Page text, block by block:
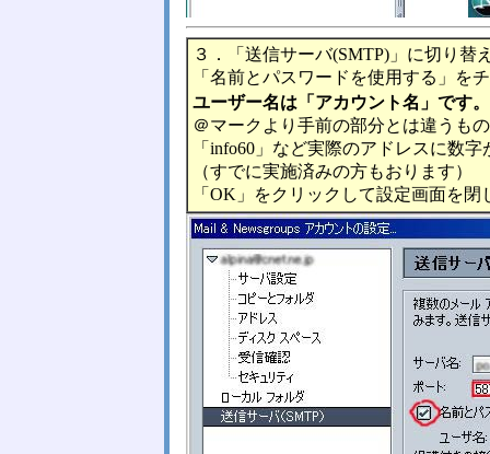
３．「送信サーバ(SMTP)」に切り替
「名前とパスワードを使用する」を
ユーザー名は「アカウント名」です。
＠マークより手前の部分とは違うも
「info60」など実際のアドレスに数
（すでに実施済みの方もおります）
「OK」をクリックして設定画面を閉